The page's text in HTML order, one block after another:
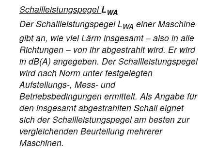
SchallleistungspegelLWA
Der Schallleistungspegel LWA einer Maschine
gibt an, wie viel Lärm insgesamt – also in alle
Richtungen – von ihr abgestrahlt wird. Er wird
in dB(A) angegeben. Der Schallleistungspegel
wird nach Norm unter festgelegten
Aufstellungs-, Mess- und
Betriebsbedingungen ermittelt. Als Angabe für
den insgesamt abgestrahlten Schall eignet
sich der Schallleistungspegel am besten zur
vergleichenden Beurteilung mehrerer
Maschinen.